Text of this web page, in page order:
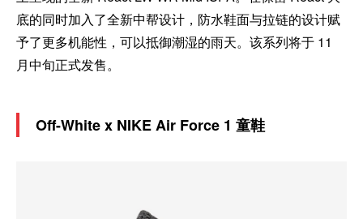
底的同时加入了全新中帮设计，防水鞋面与拉链的设计赋
予了更多机能性，可以抵御潮湿的雨天。该系列将于 11
月中旬正式发售。
Off-White x NIKE Air Force 1 童鞋